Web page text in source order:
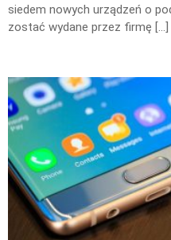
siedem nowych urządzeń o
zostać wydane przez firmę […]